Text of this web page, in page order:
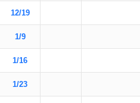
12/19
1/9
1/16
1/23